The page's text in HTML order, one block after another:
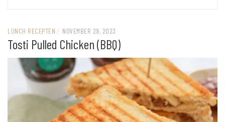
LUNCH RECEPTEN / NOVEMBER 29, 2023
Tosti Pulled Chicken (BBQ)